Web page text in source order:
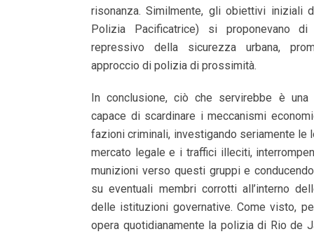
risonanza. Similmente, gli obiettivi iniziali
Polizia Pacificatrice) si proponevano
repressivo della sicurezza urbana,
approccio di polizia di prossimità.
In conclusione, ciò che servirebbe è
capace di scardinare i meccanismi
fazioni criminali, investigando seriamente le
mercato legale e i traffici illeciti,
munizioni verso questi gruppi e
su eventuali membri corrotti all’interno
delle istituzioni governative. Come visto,
opera quotidianamente la polizia di Rio de